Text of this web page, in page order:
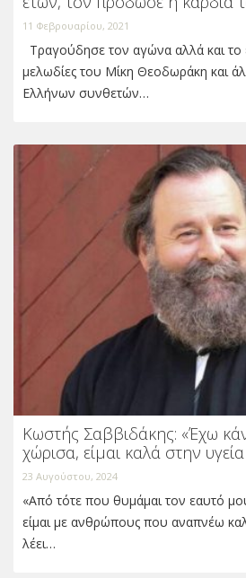
11 Φεβρουαρίου, 2021
Τραγούδησε τον αγώνα αλλά και το
μελωδίες του Μίκη Θεοδωράκη και
Ελλήνων συνθετών…
Κωστής Σαββιδάκης: «Έχω
χώρισα, είμαι καλά στην
23 Αυγούστου, 2024
«Από τότε που θυμάμαι τον εαυτό
είμαι με ανθρώπους που αναπνέω
λέει…